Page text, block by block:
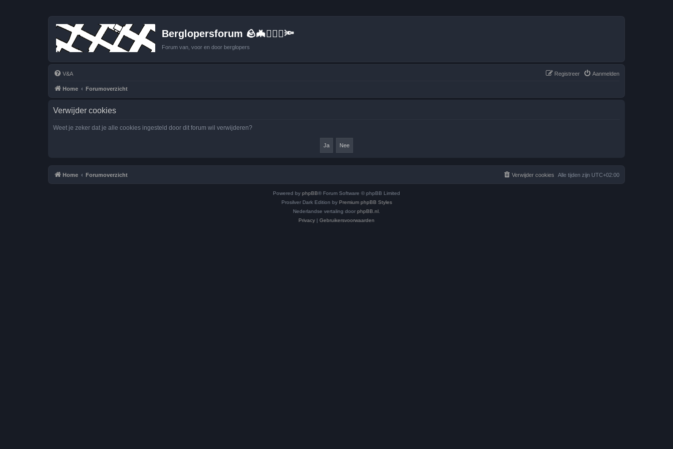
Berglopersforum 🪨🦇🚶🏻‍♂️🔦
Forum van, voor en door berglopers
V&A Aanmelden
Registreer
Home Forumoverzicht
Verwijder cookies
Weet je zeker dat je alle cookies ingesteld door dit forum wil verwijderen?
Home Forumoverzicht Alle tijden zijn UTC+02:00
Verwijder cookies
Powered by phpBB® Forum Software © phpBB Limited
Prosilver Dark Edition by Premium phpBB Styles
Nederlandse vertaling door phpBB.nl
Privacy | Gebruikersvoorwaarden